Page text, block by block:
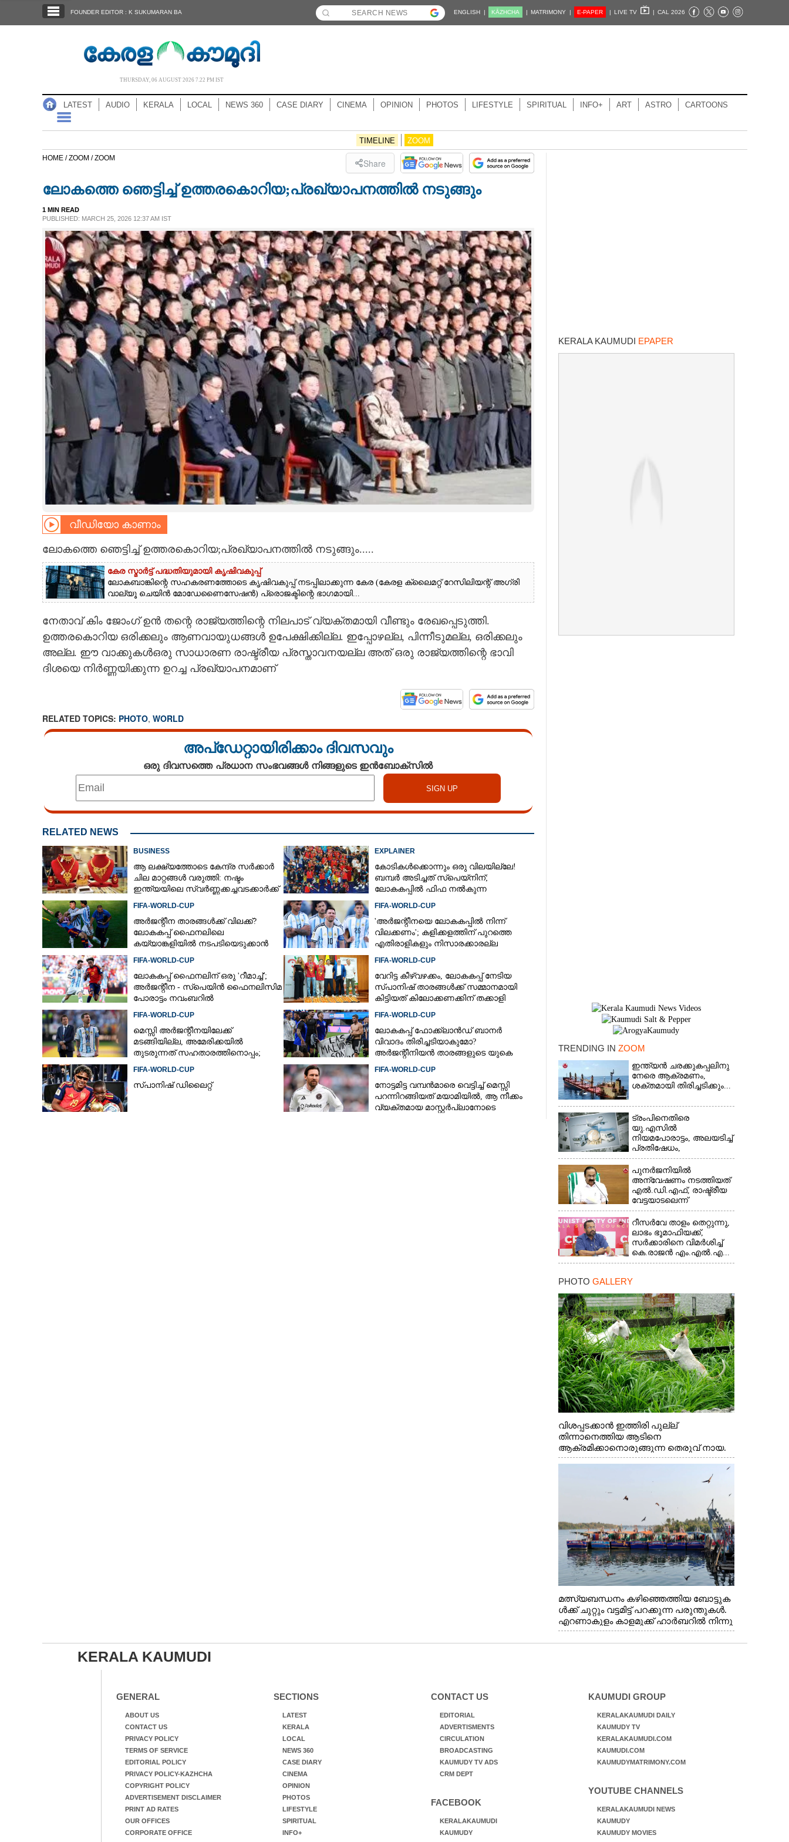
NOTIFIED NEWS
CASE DIARY
LIFESTYLE
SPIRITUAL
CARTOONS
LITERATURE
FOUNDER EDITOR : K SUKUMARAN BA ENGLISH | KĀZHCHA | MATRIMONY | E-PAPER | LIVE TV | CAL 2026
THURSDAY, 06 AUGUST 2026 7.22 PM IST
LATEST AUDIO KERALA LOCAL NEWS 360 CASE DIARY CINEMA OPINION PHOTOS LIFESTYLE SPIRITUAL INFO+ ART ASTRO CARTOONS
TIMELINE ZOOM
HOME /ZOOM /ZOOM Share
ലോകത്തെ ഞെട്ടിച്ച് ഉത്തരകൊറിയ;പ്രഖ്യാപനത്തിൽ നടുങ്ങും
1 MIN READ
PUBLISHED: MARCH 25, 2026 12:37 AM IST
വീഡിയോ കാണാം
ലോകത്തെ ഞെട്ടിച്ച് ഉത്തരകൊറിയ;പ്രഖ്യാപനത്തിൽ നടുങ്ങും.....
കേര സ്മാർട്ട് പദ്ധതിയുമായി കൃഷിവകുപ്പ്
ലോ​ക​ബാ​ങ്കി​ന്റെ​ ​സ​ഹ​ക​ര​ണ​ത്തോ​ടെ​ ​കൃ​ഷി​വ​കു​പ്പ് ​ന​ട​പ്പി​ലാ​ക്കു​ന്ന​ ​കേ​ര​ ​(​കേ​ര​ള​ ​ക്ലൈ​മ​റ്റ് ​റേ​സി​ലി​യ​ന്റ് ​അ​ഗ്രി​ ​
വാ​ല്യൂ​ ​ചെ​യി​ൻ​ ​മോ​ഡേ​ണൈ​സേ​ഷ​ൻ​)​ ​പ്രൊ​ജ​ക്ടി​ന്റെ​ ​ഭാ​ഗ​മാ​യി...
നേതാവ് കിം ജോംഗ് ഉൻ തന്റെ രാജ്യത്തിന്റെ നിലപാട് വ്യക്തമായി വീണ്ടും രേഖപ്പെടുത്തി.
ഉത്തരകൊറിയ ഒരിക്കലും ആണവായുധങ്ങൾ ഉപേക്ഷിക്കില്ല. ഇപ്പോഴല്ല, പിന്നീടുമല്ല, ഒരിക്കലും
അല്ല. ഈ വാക്കുകൾഒരു സാധാരണ രാഷ്ട്രീയ പ്രസ്താവനയല്ല അത് ഒരു രാജ്യത്തിന്റെ ഭാവി
ദിശയെ നിർണ്ണയിക്കുന്ന ഉറച്ച പ്രഖ്യാപനമാണ്
RELATED TOPICS: PHOTO, WORLD
അപ്ഡേറ്റായിരിക്കാം ദിവസവും
ഒരു ദിവസത്തെ പ്രധാന സംഭവങ്ങൾ നിങ്ങളുടെ ഇൻബോക്സിൽ
RELATED NEWS
BUSINESS
ആ ലക്ഷ്യത്തോടെ കേന്ദ്ര സർക്കാർ
ചില മാറ്റങ്ങൾ വരുത്തി: നഷ്ടം
ഇന്ത്യയിലെ സ്വർണ്ണക്കച്ചവടക്കാർക്ക്
EXPLAINER
കോടികൾക്കൊന്നും ഒരു വിലയില്ലേ!
ബമ്പർ അടിച്ചത് സ്‌പെയ്നിന്;
ലോകകപ്പിൽ ഫിഫ നൽകുന്ന
FIFA-WORLD-CUP
അർജന്റീന താരങ്ങൾക്ക് വിലക്ക്?
ലോകകപ്പ് ഫൈനലിലെ
കയ്യാങ്കളിയിൽ നടപടിയെടുക്കാൻ
FIFA-WORLD-CUP
'അർജന്റീനയെ ലോകകപ്പിൽ നിന്ന്
വിലക്കണം'; കളിക്കളത്തിന് പുറത്തെ
എതിരാളികളും നിസാരക്കാരല്ല
FIFA-WORLD-CUP
ലോകകപ്പ് ഫൈനലിന് ഒരു 'റീമാച്ച്';
അര്‍ജന്റീന - സ്‌പെയിന്‍ ഫൈനലിസിമ
പോരാട്ടം നവംബറില്‍
FIFA-WORLD-CUP
വേറിട്ട കീഴ്‌‌വഴക്കം,​ ലോകകപ്പ് നേടിയ
സ്പാനിഷ് താരങ്ങൾക്ക് സമ്മാനമായി
കിട്ടിയത് കിലോക്കണക്കിന് തക്കാളി
FIFA-WORLD-CUP
മെസ്സി അര്‍ജന്റീനയിലേക്ക്
മടങ്ങിയില്ല, അമേരിക്കയില്‍
തുടരുന്നത് സഹതാരത്തിനൊപ്പം;
FIFA-WORLD-CUP
ലോകകപ്പ് ഫോക്ക്‌ലാൻഡ് ബാനർ
വിവാദം തിരിച്ചടിയാകുമോ?
അർജന്റീനിയൻ താരങ്ങളുടെ യുകെ
FIFA-WORLD-CUP
സ്പാനിഷ് ഡിലൈറ്റ്
FIFA-WORLD-CUP
നോട്ടമിട്ട വമ്പന്‍മാരെ വെട്ടിച്ച് മെസ്സി
പറന്നിറങ്ങിയത് മയാമിയില്‍, ആ നീക്കം
വ്യക്തമായ മാസ്റ്റര്‍പ്ലാനോടെ
KERALA KAUMUDI EPAPER
TRENDING IN ZOOM
ഇന്ത്യൻ ചരക്കുകപ്പലിനു
നേരെ ആക്രമണം,
ശക്തമായി തിരിച്ചടിക്കും...
ട്രംപിനെതിരെ
യു.എസിൽ
നിയമപോരാട്ടം, അലയടിച്ച്
പ്രതിഷേധം,
ഭയന്നുവിറച്ച്...
പുനർജനിയിൽ
അന്വേഷണം നടത്തിയത്
എൽ.ഡി.എഫ്, രാഷ്ട്രീയ
വേട്ടയാടലെന്ന്
പറഞ്ഞിട്ടില്ല...
റീസർവേ താളം തെറ്റുന്നു,
ലാഭം ഭൂമാഫിയക്ക്,
സർക്കാരിനെ വിമർശിച്ച്
കെ.രാജൻ എം.എൽ.എ...
PHOTO GALLERY
വിശപ്പടക്കാൻ ഇത്തിരി പുല്ല്
തിന്നാനെത്തിയ ആടിനെ
ആക്രമിക്കാനൊരുങ്ങുന്ന തെരുവ് നായ.
എറണാകുളം വാത്തുരുത്തിയിൽ നിന്നുള്ള
മത്സ്യബന്ധനം കഴിഞ്ഞെത്തിയ ബോട്ടുക
ൾക്ക് ചുറ്റും വട്ടമിട്ട് പറക്കുന്ന പരുന്തുകൾ.
എറണാകുളം കാളമുക്ക് ഹാർബറിൽ നിന്നു
ള്ള കാഴ്ച
KERALA KAUMUDI
GENERAL
ABOUT US
CONTACT US
PRIVACY POLICY
TERMS OF SERVICE
EDITORIAL POLICY
PRIVACY POLICY-KAZHCHA
COPYRIGHT POLICY
ADVERTISEMENT DISCLAIMER
PRINT AD RATES
OUR OFFICES
CORPORATE OFFICE
SECTIONS
LATEST
KERALA
LOCAL
NEWS 360
CASE DIARY
CINEMA
OPINION
PHOTOS
LIFESTYLE
SPIRITUAL
INFO+
CONTACT US
EDITORIAL
ADVERTISMENTS
CIRCULATION
BROADCASTING
KAUMUDY TV ADS
CRM DEPT
FACEBOOK
KERALAKAUMUDI
KAUMUDY
KAUMUDI GROUP
KERALAKAUMUDI DAILY
KAUMUDY TV
KERALAKAUMUDI.COM
KAUMUDI.COM
KAUMUDYMATRIMONY.COM
YOUTUBE CHANNELS
KERALAKAUMUDI NEWS
KAUMUDY
KAUMUDY MOVIES
ലോകത്തെ ഞെട്ടിച്ച്
ഉത്തരകൊറിയ;പ്രഖ്യാപനത്തിൽ
Copy Link